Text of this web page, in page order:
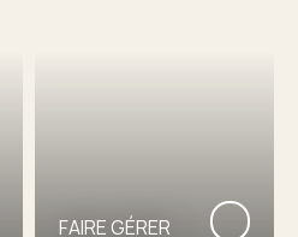
FAIRE GÉRER